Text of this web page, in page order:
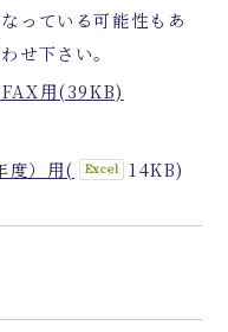
っている可能性もあ
せ下さい。
FAX用(39KB)
度）用(
14KB)